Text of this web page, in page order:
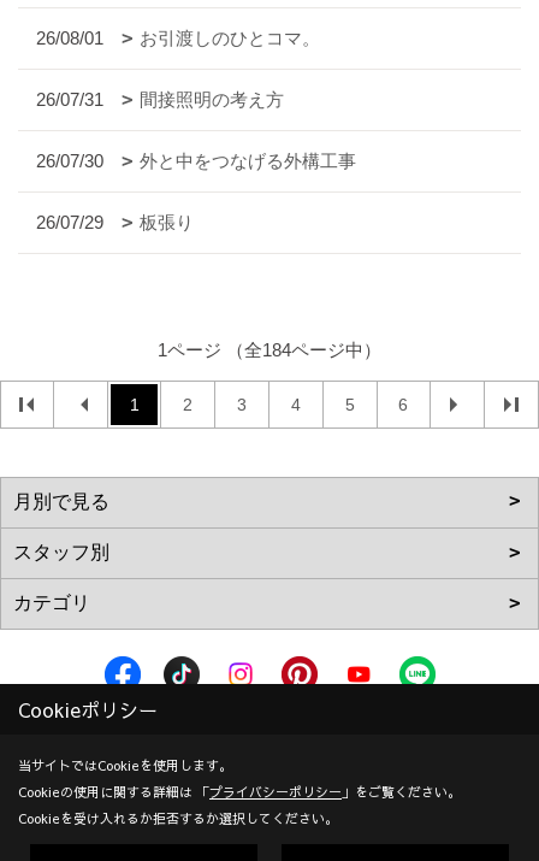
26/08/01 お引渡しのひとコマ。
26/07/31 間接照明の考え方
26/07/30 外と中をつなげる外構工事
26/07/29 板張り
1ページ （全184ページ中）
1 2 3 4 5 6
株式会社加度商
〒722-0026
広島県尾道市栗原西2丁目3-15
地図
Cookieポリシー
当サイトではCookieを使用します。
Cookieの使用に関する詳細は 「プライバシーポリシー 」をご覧ください。
Cookieを受け入れるか拒否するか選択してください。